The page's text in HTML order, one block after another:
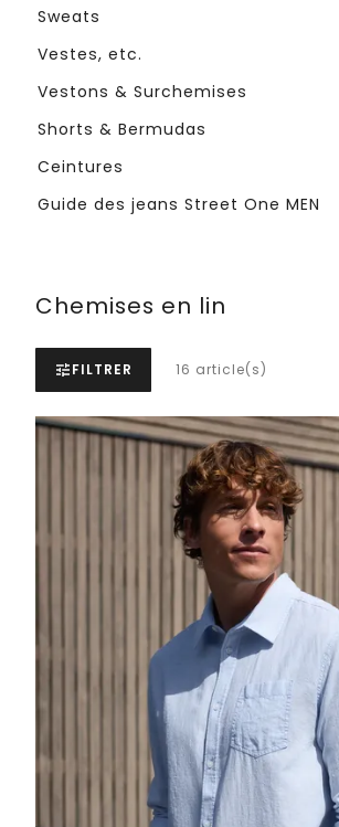
Sweats
Vestes, etc.
Vestons & Surchemises
Shorts & Bermudas
Ceintures
Guide des jeans Street One MEN
Chemises en lin
FILTRER 16 article(s)